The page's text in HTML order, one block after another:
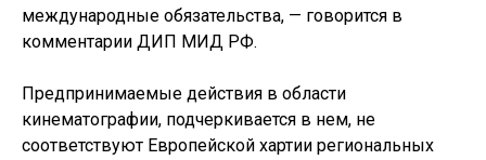
международные обязательства, — говорится в
комментарии ДИП МИД РФ.
Предпринимаемые действия в области
кинематографии, подчеркивается в нем, не
соответствуют Европейской хартии региональных